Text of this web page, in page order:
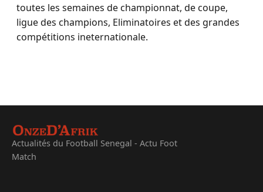
toutes les semaines de championnat, de coupe,
ligue des champions, Eliminatoires et des grandes
compétitions ineternationale.
Actualités du Football Senegal - Actu Foot
Match